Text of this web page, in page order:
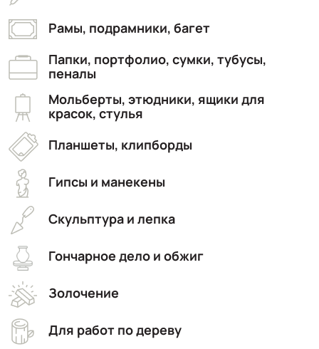
Рамы, подрамники, багет
Папки, портфолио, сумки, тубусы,
пеналы
Мольберты, этюдники, ящики для
красок, стулья
Планшеты, клипборды
Гипсы и манекены
Скульптура и лепка
Гончарное дело и обжиг
Золочение
Для работ по дереву